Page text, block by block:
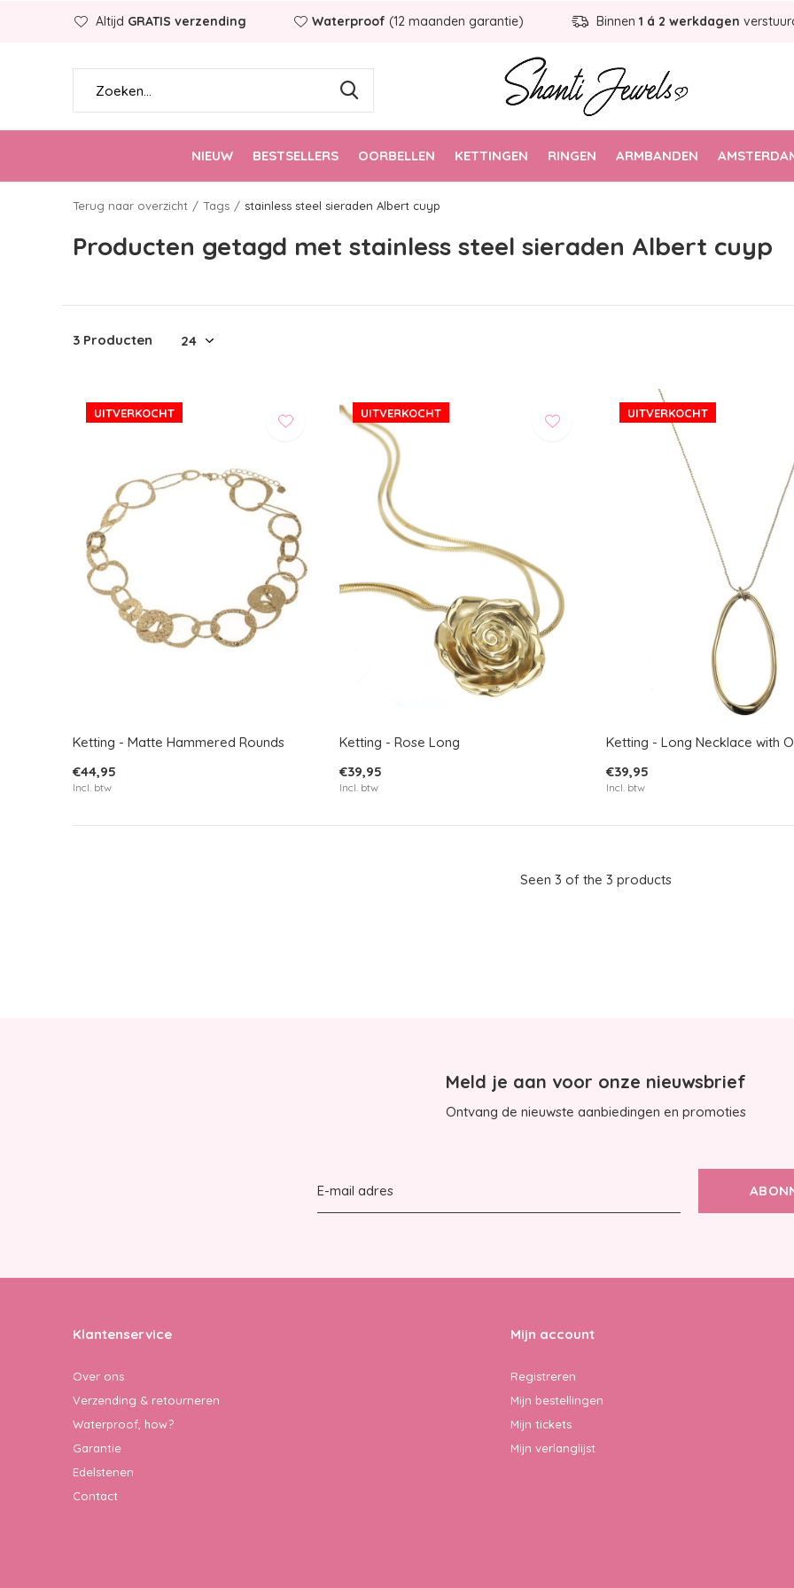
NIEUW BESTSELLERS OORBELLEN KETTINGEN RINGEN ARMBANDEN
Altijd GRATIS verzending Waterproof (12 maanden garantie) Binnen 1 á 2 werkdagen
Terug naar overzicht Tags stainless steel sieraden Albert cuyp
Producten getagd met stainless steel sieraden Albert cuyp
3 Producten
UITVERKOCHT
Ketting - Matte Hammered Rounds
€44,95
Incl. btw
UITVERKOCHT
Ketting - Rose Long
€39,95
Incl. btw
UITVERKOCHT
Ketting - Long Necklace with
€39,95
Incl. btw
Seen 3 of the 3 products
Meld je aan voor onze nieuwsbrief
Ontvang de nieuwste aanbiedingen en promoties
Klantenservice
Over ons
Verzending & retourneren
Waterproof, how?
Garantie
Edelstenen
Contact
Mijn account
Registreren
Mijn bestellingen
Mijn tickets
Mijn verlanglijst